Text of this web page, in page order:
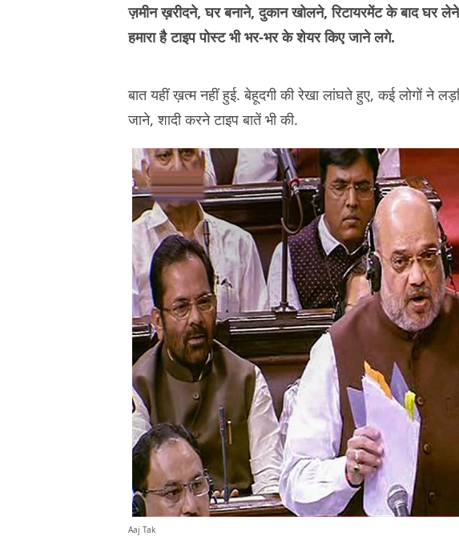
ज़मीन ख़रीदने, घर बनाने, दुकान खोलने, रिटायरमेंट के बाद घर
हमारा है टाइप पोस्ट भी भर-भर के शेयर किए जाने लगे.
बात यहीं ख़त्म नहीं हुई. बेहूदगी की रेखा लांघते हुए, कई लोगों ने
जाने, शादी करने टाइप बातें भी की.
Aaj Tak